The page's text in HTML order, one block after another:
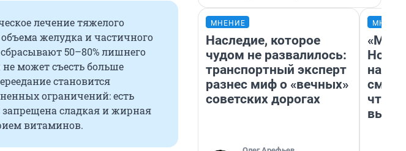
лечение тяжелого
желудка и частичного
50–80%лишнего
может съесть больше
становится
ограничений: есть
сладкая и жирная
витаминов.
МНЕНИЕ
Наследие, которое
чудом не развалилось:
транспортный эксперт
разнес миф о «вечных»
советских дорогах
«Мы